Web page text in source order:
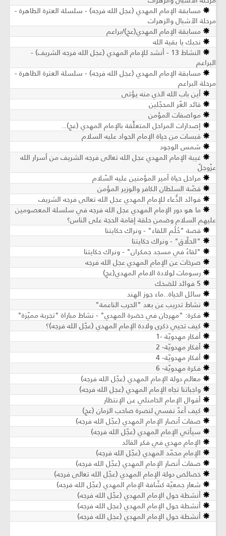
مسابقة الإمام المهدي (عجل الله فرجه) - سلسلة العترة الطاهرة -
مرحلة الأشبال والزهرات
مسابقة الإمام المهدي(عج)/براعم
نحبك يا بقية الله
النشاط 13 - أنشد للإمام المهدي (عجل الله فرجه الشريف) -
البراعم
مسابقة الإمام المهدي (عجل الله فرجه) - سلسلة العترة الطاهرة -
مرحلة البراعم
أين باب الله الذي منه يؤتى
قائد الغّر المحجّلين
مواصفات المؤمن
إصدارات المراحل المتعلِّقة بالإمام المهدي (عج)..
قبسات من حياة الإمام الجواد عليه السلام
شمس الوجود
غيبة الإمام المهدي عجل الله تعالى فرجه الشريف من أسرار الله
عزّوجلّ
مراحل حياة أمير المؤمنين عليه السّلام
قصّة السلطان الكافر والوزير المؤمن
فوائد الدُّعاء للإمام المهدي عجل الله تعالى فرجه الشريف
ما هو دور الإمام المهدي عجل الله فرجه في سلسلة المعصومين
عليهم السلام وضمن حلقة إقامة الحجة على الناس؟
قصة "حُلُم اللقاء" - ونراك حكايتنا
"الحلّاق" - ونراك حكايتنا
"لقاءٌ في مسجد جمكران" - ونراك حكايتنا
صرخات عن الإمام المهدي عجل الله فرجه
رسومات لولادة الامام المهدي(عج)
5 فوائد للضحك
سائل الحياة..ماء جوز الهند
نشاط تدريب عن بعد "الحرب الناعمة"
فكرة: "مهرجان في حضرة المهدي" - نشاط مباراة "تجربة مميّزة"
كيف تحيي ذكرى ولادة الإمام المهدي (عجّل الله فرجه)؟
أفكار مهدويّة -1
أفكار مهدويّة- 2
أفكار مهدويّة- 4
فكرة مهدويّة- 6
معالم دولة الإمام المهدي (عجّل الله فرجه)
واجباتنا تجاه الإمام المهدي (عجل الله فرجه)
أقوال الإمام الخامنئي عن الإنتظار
كيف أعدّ نفسي لنصرة صاحب الزمان (عج)
صفات أنصار الإمام المهدي (عجّل الله فرجه)
سيأتي الإمام المهدي (عجّل الله فرجه)
الإمام مهدي في فكر القائد
الإمام محمّد المهدي (عجّل الله فرجه)
صفات أنصار الإمام المهدي (عجّل الله فرجه)
خصائص دولة الإمام المهدي (عجّل الله تعالى فرجه)
شعار جمعيّة كشّافة الإمام المهدي (عجّل الله فرجه)
أنشطة حول الإمام المهدي (عجّل الله فرجه)
أنشطة حول الإمام المهدي (عجل الله فرجه)
أنشطة حول الإمام المهدي (عجل الله فرجه)